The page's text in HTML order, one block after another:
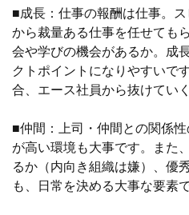
■成長：仕事の報酬は仕事。
から裁量ある仕事を任せても
会や学びの機会があるか。成
クトポイントになりやすいで
合、エース社員から抜けてい
■仲間：上司・仲間との関係
が高い環境も大事です。また
るか（内向き組織は嫌）、優
も、日常を決める大事な要素で